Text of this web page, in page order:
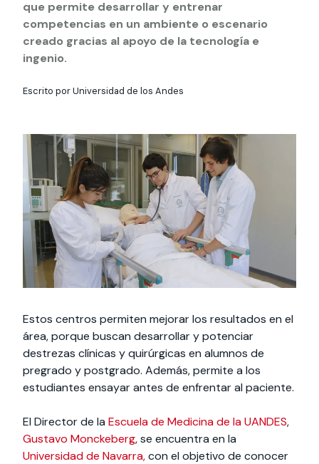
cursos
Especialidades y
estadías
Te puede
interesar:
2025
vinculación con la
sociedad
Extensión Cultural
Te puede interesar:Filantropía y Donaciones
intercambio
Servicios y apoyos
Te puede
interesar:
Explora el campus
que permite desarrollar y entrenar
competencias en un ambiente o escenario
creado gracias al apoyo de la tecnología e
ingenio.
Escrito por Universidad de los Andes
Estos centros permiten mejorar los resultados en el
área, porque buscan desarrollar y potenciar
destrezas clínicas y quirúrgicas en alumnos de
pregrado y postgrado. Además, permite a los
estudiantes ensayar antes de enfrentar al paciente.
El Director de la Escuela de Medicina de la UANDES,
Gustavo Monckeberg, se encuentra en la
Universidad de Navarra,con el objetivo de conocer